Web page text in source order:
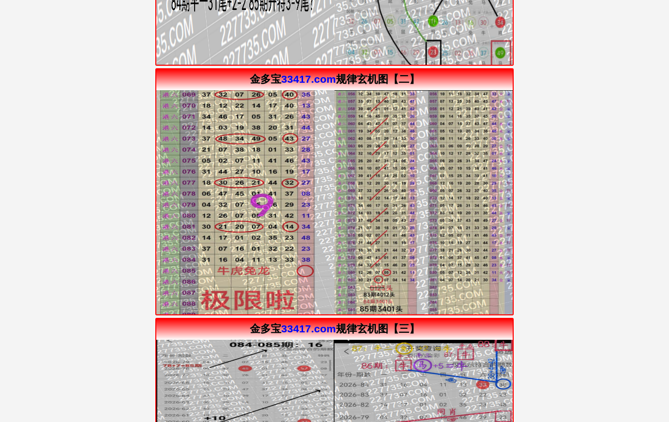
金多宝33417.com规律玄机图【二】
金多宝33417.com规律玄机图【三】